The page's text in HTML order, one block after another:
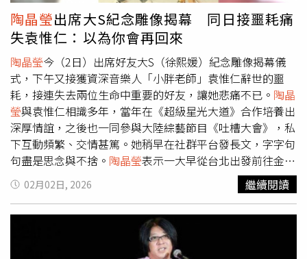
strong。」她亦特別感謝父母親從小支持她唱歌，儘管未提
及當年的慘劇，場面仍令人動容。該屆金曲獎主持人陶晶瑩
在台上介紹林奐均時一度哽咽，提到她的童年創傷：「她是
那位倖存下來的小女孩，被狠砍幾刀，心中曾充滿恨……但
她用音樂和信仰繼續活下來。」現場響起掌聲，為她的堅韌
生命歷程致敬。林奐均也將個人經歷整理成書，出版自傳
《你是我最愛：林奐均的生命之旅》，成為暢銷書作家。書
中記錄她如何從創傷走向復原，透過信仰、教育與家庭，找
回對生命的愛與意義。
陶晶瑩出席大S紀念雕像揭幕 同日接噩耗痛
失袁惟仁：以為你會再回來
陶晶瑩今（2日）出席好友大S（徐熙媛）紀念雕像揭幕儀
式，下午又接獲資深音樂人「小胖老師」袁惟仁辭世的噩
耗，接連失去兩位生命中重要的好友，讓她悲痛不已。 陶晶
瑩與袁惟仁相識多年，當年在《超級星光大道》合作培養出
深厚情誼，之後也一同參與大陸綜藝節目《吐槽大會》，私
下互動頻繁、交情甚篤。她稍早在社群平台發長文，字字句
句盡是思念與不捨。 陶晶瑩表示一大早從台北出發前往金山
參加大S紀念雕像揭幕，沿途風雨交加、海象洶湧，讓她不
禁感嘆：「很難想像具俊曄每天是如何走過這孤獨的千山萬
水。」現場親友齊聚，悼念這位美麗又真誠的大S，也一同
見證由具俊曄親自為妻子設計的銅像：一名仰望台北方向的
提到，具俊曄穿著27年前熙媛送的大衣、
02月02日, 2026 繼續閱讀